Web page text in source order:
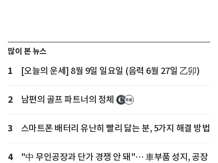
많이 본 뉴스
1 [오늘의 운세] 8월 9일 일요일 (음력 6월 27일 乙卯)
2 남편의 골프 파트너의 정체
3 스마트폰 배터리 유난히 빨리 닳는 분, 5가지 해결 방법
4
"中 무인공장과 단가 경쟁 안 돼"… 車부품 성지, 공장